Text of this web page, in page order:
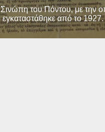
του Πόντου, με την
από το